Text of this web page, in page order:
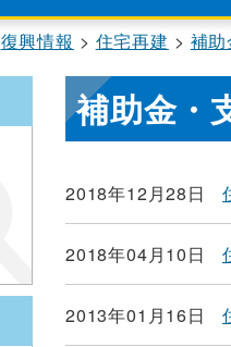
復興情報 住宅再建 補
補助金・
2018年12月28日
2018年04月10日
2013年01月16日